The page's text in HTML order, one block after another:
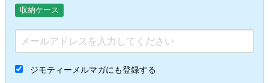
収納ケース
ジモティーメルマガにも登録する